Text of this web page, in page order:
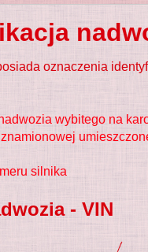
oznaczenia
wybitego na
silnika
- VIN